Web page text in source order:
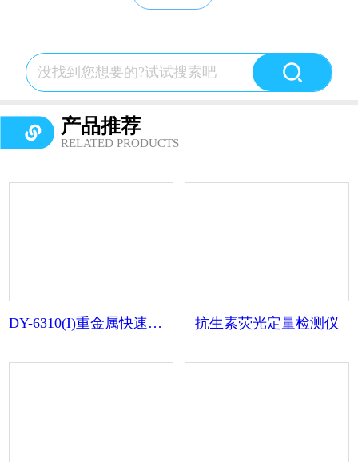
产品推荐
RELATED PRODUCTS
DY-6310(I)重金属快速检测仪 抗生素荧光定量检测仪